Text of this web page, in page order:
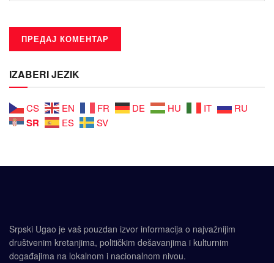
IZABERI JEZIK
CS EN FR DE HU IT RU
SR ES SV
Srpski Ugao je vaš pouzdan izvor informacija o najvažnijim
društvenim kretanjima, političkim dešavanjima i kulturnim
događajima na lokalnom i nacionalnom nivou.